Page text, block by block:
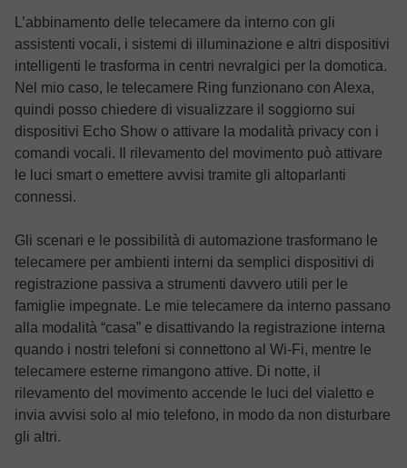
L’abbinamento delle telecamere da interno con gli
assistenti vocali, i sistemi di illuminazione e altri dispositivi
intelligenti le trasforma in centri nevralgici per la domotica.
Nel mio caso, le telecamere Ring funzionano con Alexa,
quindi posso chiedere di visualizzare il soggiorno sui
dispositivi Echo Show o attivare la modalità privacy con i
comandi vocali. Il rilevamento del movimento può attivare
le luci smart o emettere avvisi tramite gli altoparlanti
connessi.
Gli scenari e le possibilità di automazione trasformano le
telecamere per ambienti interni da semplici dispositivi di
registrazione passiva a strumenti davvero utili per le
famiglie impegnate. Le mie telecamere da interno passano
alla modalità “casa” e disattivando la registrazione interna
quando i nostri telefoni si connettono al Wi-Fi, mentre le
telecamere esterne rimangono attive. Di notte, il
rilevamento del movimento accende le luci del vialetto e
invia avvisi solo al mio telefono, in modo da non disturbare
gli altri.